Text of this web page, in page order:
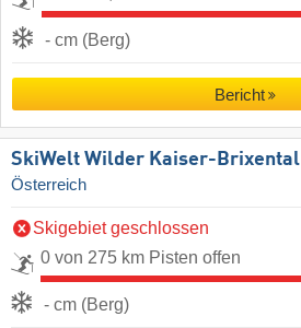
- cm (Berg)
Bericht
SkiWelt Wilder Kaiser-Brixental
Österreich
Skigebiet geschlossen
0 von 275 km Pisten offen
- cm (Berg)